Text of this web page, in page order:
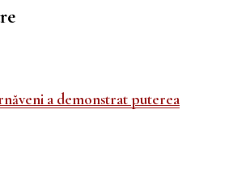
a demonstrat puterea